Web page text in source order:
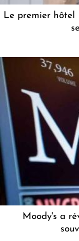
Le premier hôtel
Moody's a